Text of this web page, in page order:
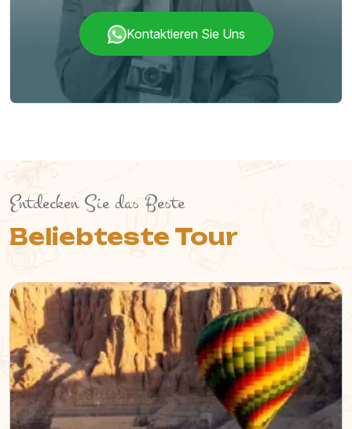
Kontaktieren Sie Uns
Entdecken Sie das Beste
Beliebteste Tour